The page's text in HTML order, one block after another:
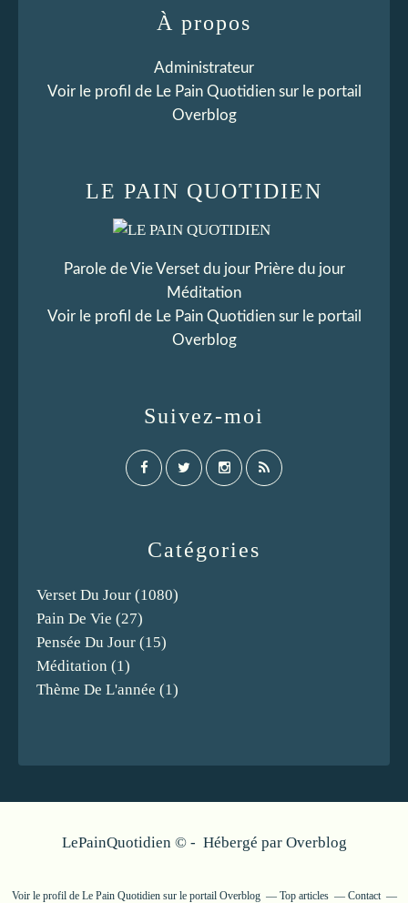
Catégories
Verset Du Jour (1080)
Pain De Vie (27)
Pensée Du Jour (15)
Méditation (1)
Thème De L'année (1)
LE PAIN QUOTIDIEN
Parole de Vie Verset du jour Prière du jour
Méditation
Voir le profil de Le Pain Quotidiensur le portail
Overblog
Suivez-moi
À propos
Administrateur
Voir le profil de Le Pain Quotidiensur le portail
Overblog
LePainQuotidien © - Hébergé par Overblog
Voir le profil de Le Pain Quotidiensur le portail Overblog Top articles Contact